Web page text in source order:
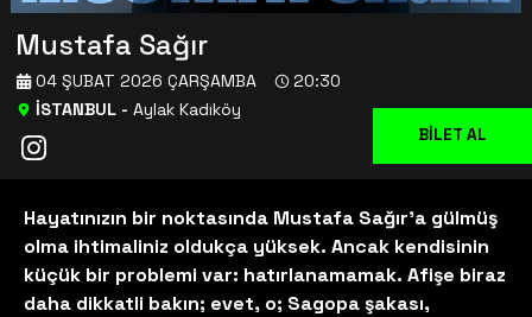
Mustafa Sağır
İSTANBUL- Aylak Kadıköy
04 ŞUBAT 2026 ÇARŞAMBA 20:30
BİLET AL
Hayatınızın bir noktasında Mustafa Sağır’a gülmüş
olma ihtimaliniz oldukça yüksek. Ancak kendisinin
küçük bir problemi var: hatırlanamamak. Afişe biraz
daha dikkatli bakın; evet, o; Sagopa şakası,